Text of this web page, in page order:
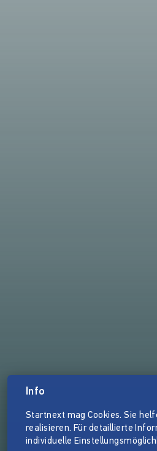
Info
Startnext mag Cookies. Sie
realisieren. Für detaillierte
individuelle